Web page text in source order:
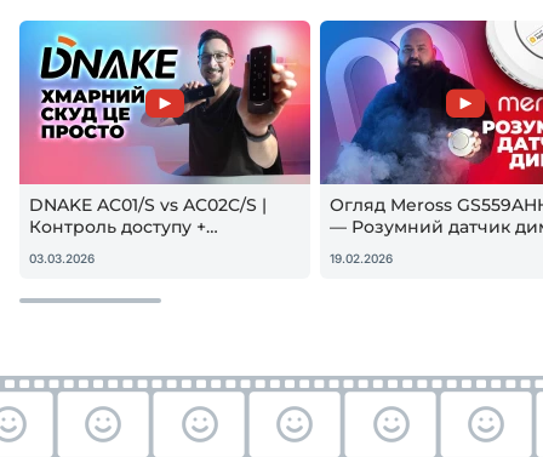
DNAKE AC01/S vs AC02C/S |
Контроль доступу +
гостьовий QR — реальна
03.03.2026
Огляд Meross
— Розумний датчик
Apple HomeKit! Чи
19.02.2026